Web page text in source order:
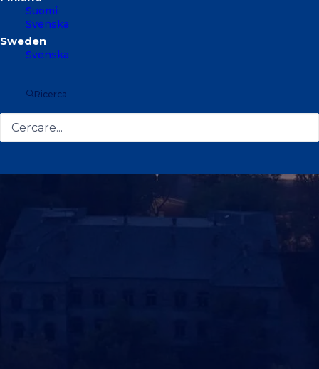
Suomi
Svenska
Svenska
Ricerca